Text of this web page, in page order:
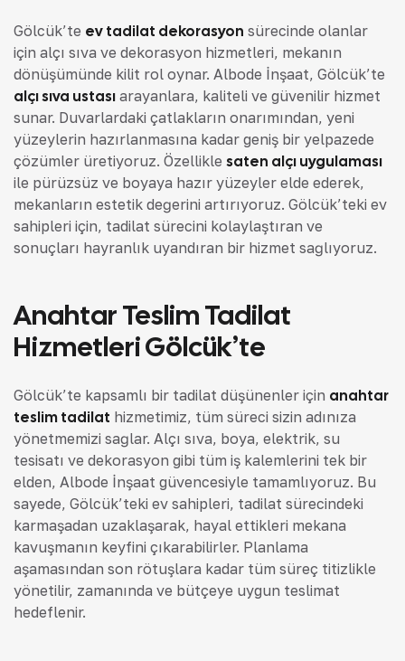
Gölcük’te ev tadilat dekorasyon sürecinde olanlar
için alçı sıva ve dekorasyon hizmetleri, mekanın
dönüşümünde kilit rol oynar. Albode İnşaat, Gölcük’te
alçı sıva ustası arayanlara, kaliteli ve güvenilir hizmet
sunar. Duvarlardaki çatlakların onarımından, yeni
yüzeylerin hazırlanmasına kadar geniş bir yelpazede
çözümler üretiyoruz. Özellikle saten alçı uygulaması
ile pürüzsüz ve boyaya hazır yüzeyler elde ederek,
mekanların estetik değerini artırıyoruz. Gölcük’teki ev
sahipleri için, tadilat sürecini kolaylaştıran ve
sonuçları hayranlık uyandıran bir hizmet sağlıyoruz.
Anahtar Teslim Tadilat
Hizmetleri Gölcük’te
Gölcük’te kapsamlı bir tadilat düşünenler için anahtar
teslim tadilat hizmetimiz, tüm süreci sizin adınıza
yönetmemizi sağlar. Alçı sıva, boya, elektrik, su
tesisatı ve dekorasyon gibi tüm iş kalemlerini tek bir
elden, Albode İnşaat güvencesiyle tamamlıyoruz. Bu
sayede, Gölcük’teki ev sahipleri, tadilat sürecindeki
karmaşadan uzaklaşarak, hayal ettikleri mekana
kavuşmanın keyfini çıkarabilirler. Planlama
aşamasından son rötuşlara kadar tüm süreç titizlikle
yönetilir, zamanında ve bütçeye uygun teslimat
hedeflenir.